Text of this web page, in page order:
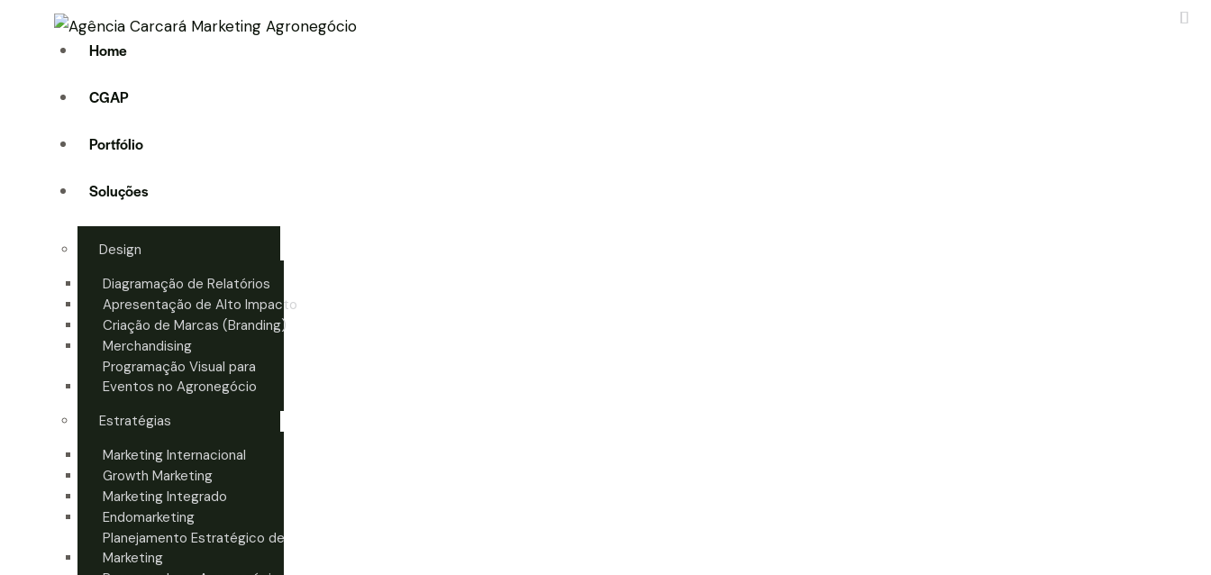
Home
CGAP
Portfólio
Soluções
Design
Diagramação de Relatórios
Apresentação de Alto Impacto
Criação de Marcas (Branding)
Merchandising
Programação Visual para
Eventos no Agronegócio
Estratégias
Marketing Internacional
Growth Marketing
Marketing Integrado
Endomarketing
Planejamento Estratégico de
Marketing